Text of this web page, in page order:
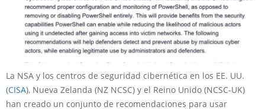
La NSA y los centros de seguridad cibernética en los EE. UU.
(CISA), Nueva Zelanda (NZ NCSC) y el Reino Unido (NCSC-UK)
han creado un conjunto de recomendaciones para usar